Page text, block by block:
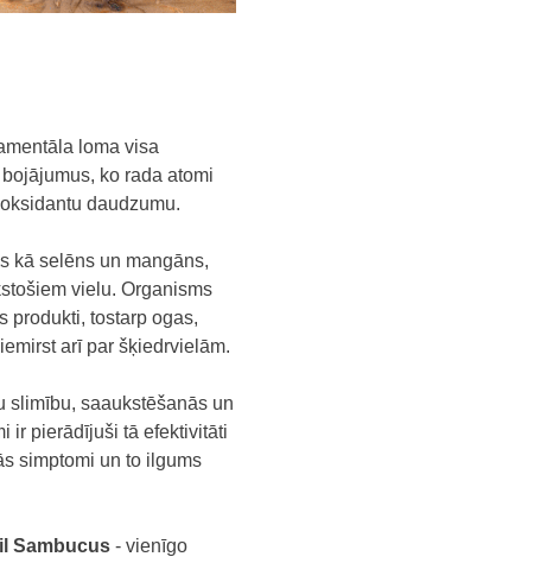
loma visa
ko rada atomi
daudzumu.
kā selēns un mangāns,
vielu. Organisms
produkti, tostarp ogas,
arī par šķiedrvielām.
slimību, saaukstēšanās un
ir pierādījuši tā efektivitāti
simptomi un to ilgums
Sambucus - vienīgo